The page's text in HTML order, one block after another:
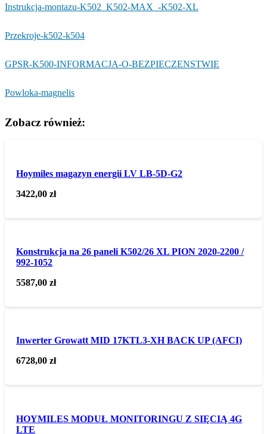
Instrukcja-montazu-K502_K502-MAX_-K502-XL
Przekroje-k502-k504
GPSR-K500-INFORMACJA-O-BEZPIECZENSTWIE
Powloka-magnelis
Zobacz również:
Hoymiles magazyn energii LV LB-5D-G2
3422,00zł
Konstrukcja na 26 paneli K502/26 XL PION 2020-2200 /
992-1052
5587,00zł
Inwerter Growatt MID 17KTL3-XH BACK UP (AFCI)
6728,00zł
HOYMILES MODUŁ MONITORINGU Z SIĘCIĄ 4G
LTE